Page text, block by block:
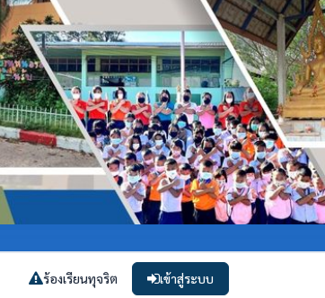
ร้องเรียนทุจริต เข้าสู่ระบบ